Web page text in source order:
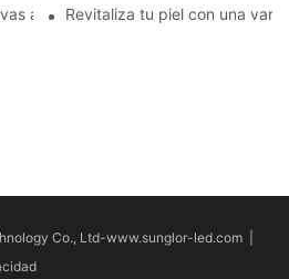
a una varita de luz roja para la
Revitaliza tu piel con una
Co., Ltd-www.sunglor-led.com